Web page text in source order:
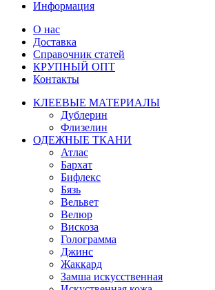
Информация
О нас
Доставка
Справочник статей
КРУПНЫЙ ОПТ
Контакты
КЛЕЕВЫЕ МАТЕРИАЛЫ
Дублерин
Флизелин
ОДЕЖНЫЕ ТКАНИ
Атлас
Бархат
Бифлекс
Бязь
Вельвет
Велюр
Вискоза
Голограмма
Джинс
Жаккард
Замша искусственная